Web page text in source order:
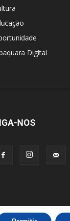
Digital
NOS